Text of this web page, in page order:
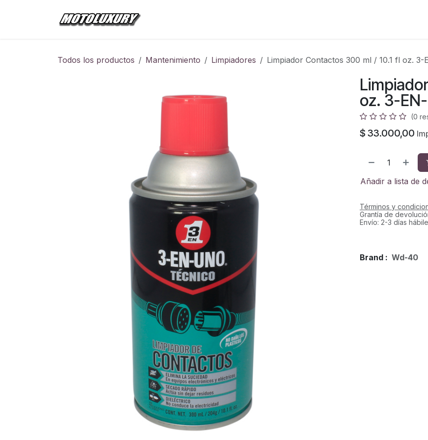
Todos los productos Mantenimiento Limpiadores Limpiador Contactos 300 ml / 10.1 fl oz. 3-
oz. 3-
(0
$ 33.000,00
Añadir a lista de
Términos y
Grantía de
Envío: 2-3 días
Brand : Wd-40